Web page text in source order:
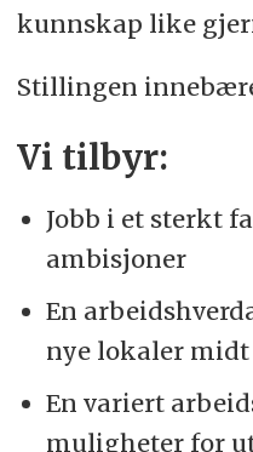
kunnskap like
Stillingen
Vi tilbyr:
Jobb i et sterkt
ambisjoner
En
nye lokaler
En variert
muligheter for